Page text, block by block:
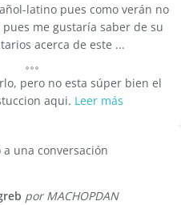
latino pues como verán no
pues me gustaría saber de su
acerca de este ...
pero no esta súper bien el
aqui. Leer más
a una conversación
por MACHOPDAN